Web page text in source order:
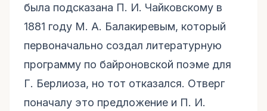
была подсказана П. И. Чайковскому в
1881 году М. А. Балакиревым, который
первоначально создал литературную
программу по байроновской поэме для
Г. Берлиоза, но тот отказался. Отверг
поначалу это предложение и П. И.